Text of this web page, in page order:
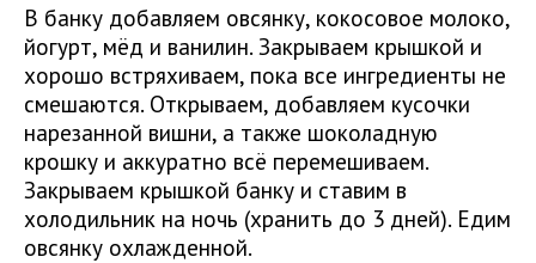
В банку добавляем овсянку, кокосовое молоко,
йогурт, мёд и ванилин. Закрываем крышкой и
хорошо встряхиваем, пока все ингредиенты не
смешаются. Открываем, добавляем кусочки
нарезанной вишни, а также шоколадную
крошку и аккуратно всё перемешиваем.
Закрываем крышкой банку и ставим в
холодильник на ночь (хранить до 3 дней). Едим
овсянку охлажденной.